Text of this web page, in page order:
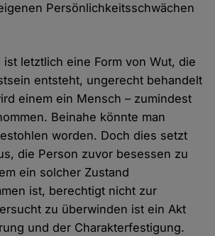
Persönlichkeitsschwächen
ist letztlich eine Form von Wut, die
entsteht, ungerecht behandelt
einem ein Mensch – zumindest
Beinahe könnte man
worden. Doch dies setzt
die Person zuvor besessen zu
ein solcher Zustand
ist, berechtigt nicht zur
zu überwinden ist ein Akt
und der Charakterfestigung.